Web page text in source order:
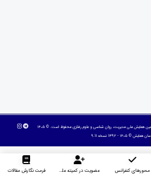
همایش ملی مدیریت، روان شناسی و علوم رفتاری محفوظ است. © ۱۴۰۵
همایش © ۱۴۰۵ - 1392 نسخه 9.11
محورهای کنفرانس عضویت در کمیته علمی داوران فرمت نگارش مقالات